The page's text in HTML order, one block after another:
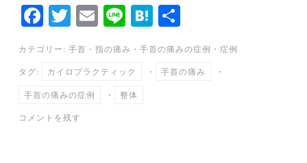
Fa
ce
bo
ok
T
wi
tte
r
E
m
ail
Li
ne
H
at
en
a
有
カテゴリー: 手首・指の痛み ・ 手首の痛みの症例 ・ 症例
タグ: カイロプラクティック ・ 手首の痛み ・
手首の痛みの症例 ・ 整体
コメントを残す